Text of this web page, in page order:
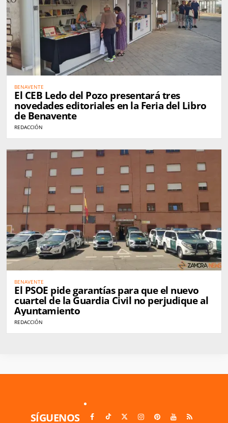
BENAVENTE
El CEB Ledo del Pozo presentará tres
novedades editoriales en la Feria del Libro
de Benavente
REDACCIÓN
BENAVENTE
El PSOE pide garantías para que el nuevo
cuartel de la Guardia Civil no perjudique al
Ayuntamiento
REDACCIÓN
SÍGUENOS